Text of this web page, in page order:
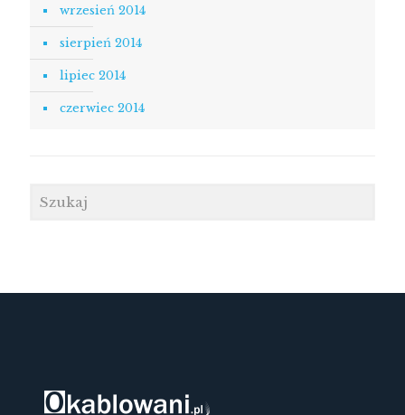
wrzesień 2014
sierpień 2014
lipiec 2014
czerwiec 2014